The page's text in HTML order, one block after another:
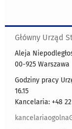
Główny Urząd
Aleja
00-925 Warszawa
Godziny pracy
16.15
Kancelaria: +48